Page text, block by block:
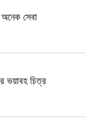
সেবা
ভয়াবহ চিত্র